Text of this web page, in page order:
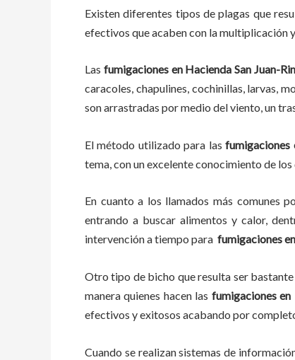
Existen diferentes tipos de plagas que
efectivos que acaben con la multiplicación
Las fumigaciones en Hacienda San Juan-
caracoles, chapulines, cochinillas, larvas,
son arrastradas por medio del viento, un
El método utilizado para las fumigaciones
tema, con un excelente conocimiento de
En cuanto a los llamados más comunes
entrando a buscar alimentos y calor,
intervención a tiempo para fumigacionesen
Otro tipo de bicho que resulta ser bastante
manera quienes hacen las fumigacionesen
efectivos y exitosos acabando por
Cuando se realizan sistemas de